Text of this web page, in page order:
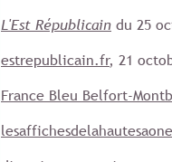
L'Est Républicain du 25
estrepublicain.fr, 21
France Bleu Belfort-